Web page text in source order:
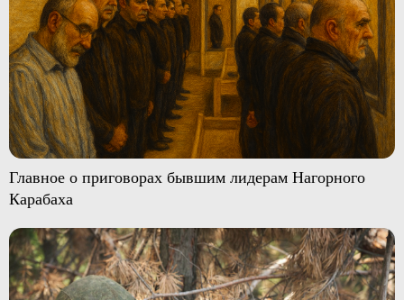
Главное о приговорах бывшим лидерам Нагорного
Карабаха